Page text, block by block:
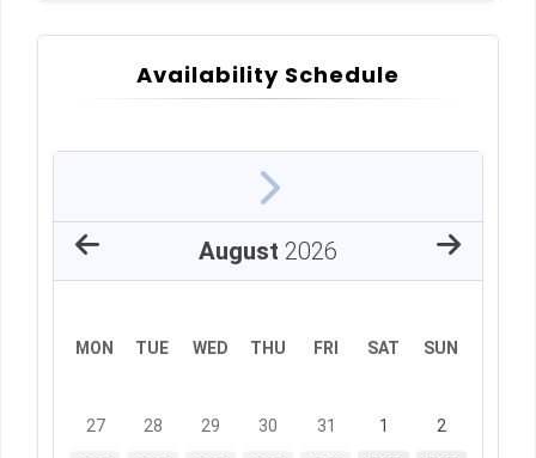
Availability Schedule
August 2026
MON TUE WED THU FRI SAT SUN
27 28 29 30 31 1 2